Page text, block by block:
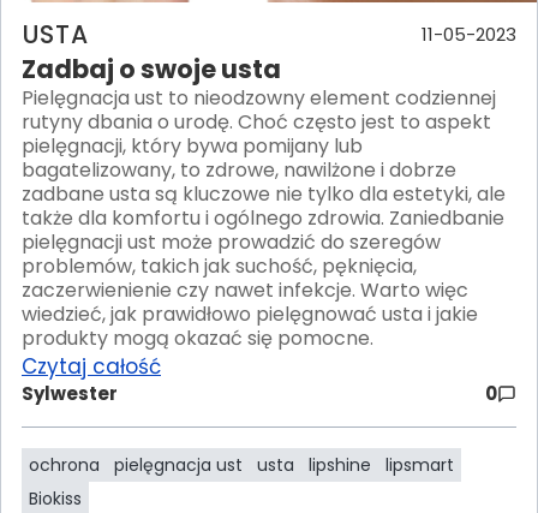
USTA 11-05-2023
Zadbaj o swoje usta
Pielęgnacja ust to nieodzowny element codziennej
rutyny dbania o urodę. Choć często jest to aspekt
pielęgnacji, który bywa pomijany lub
bagatelizowany, to zdrowe, nawilżone i dobrze
zadbane usta są kluczowe nie tylko dla estetyki, ale
także dla komfortu i ogólnego zdrowia. Zaniedbanie
pielęgnacji ust może prowadzić do szeregów
problemów, takich jak suchość, pęknięcia,
zaczerwienienie czy nawet infekcje. Warto więc
wiedzieć, jak prawidłowo pielęgnować usta i jakie
produkty mogą okazać się pomocne.
Czytaj całość
Sylwester 0
ochrona pielęgnacja ust usta lipshine
lipsmart
Biokiss